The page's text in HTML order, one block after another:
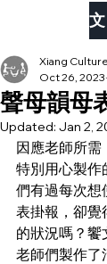
聲母韻母
Xiang Culture
Oct 26, 2023
Updated: Jan 2,
因應老師所需
特別用心製作
們有過每次想
表掛報，卻覺
的狀況嗎？饗
老師們製作了